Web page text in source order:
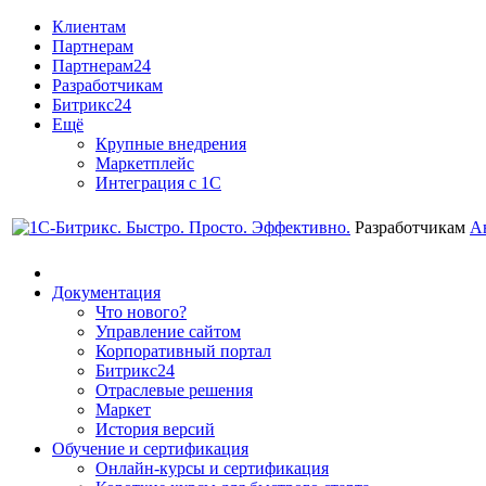
Клиентам
Партнерам
Партнерам24
Разработчикам
Битрикс24
Ещё
Крупные внедрения
Маркетплейс
Интеграция с 1С
Разработчикам
Документация
Что нового?
Управление сайтом
Корпоративный портал
Битрикс24
Отраслевые решения
Маркет
История версий
Обучение и сертификация
Онлайн-курсы и сертификация